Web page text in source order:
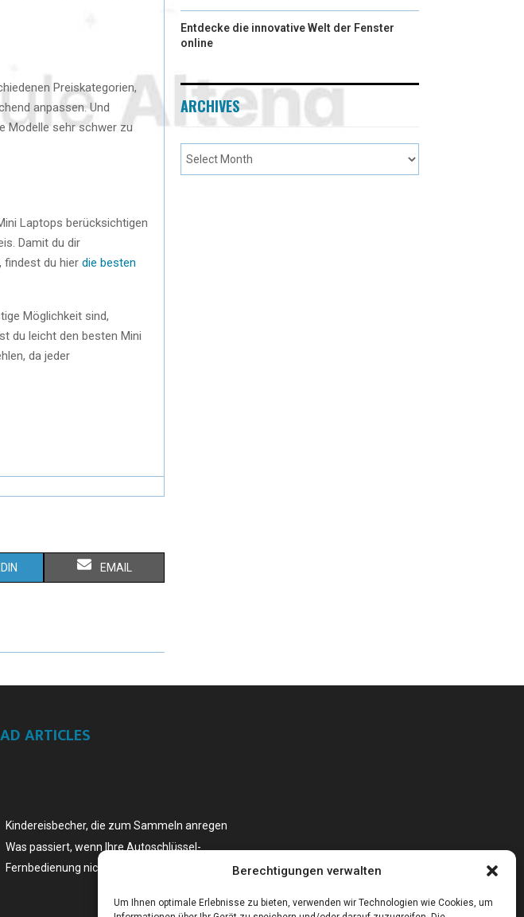
Berechtigungen verwalten
Um Ihnen optimale Erlebnisse zu bieten, verwenden wir Technologien wie Cookies, um
Preiskategorien,
anpassen. Und
Modelle sehr schwer zu
Laptops berücksichtigen
Damit du dir
findest du hier die besten
Möglichkeit sind,
du leicht den besten Mini
da jeder
EMAIL
Entdecke die innovative Welt der Fenster
online
ARCHIVES
ARTICLES
Kindereisbecher, die zum Sammeln anregen
Was passiert, wenn Ihre Autoschlüssel-
Fernbedienung nicht mehr funktioniert?